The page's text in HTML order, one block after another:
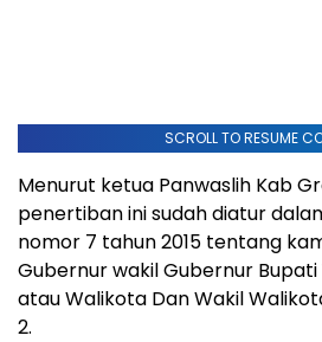
SCROLL TO RESUME
Menurut ketua Panwaslih Kab
penertiban ini sudah diatur
nomor 7 tahun 2015 tentang
Gubernur wakil Gubernur
atau Walikota Dan Wakil
2.